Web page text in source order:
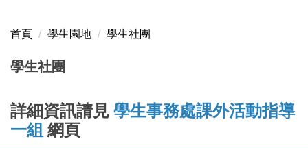
首頁 學生園地 學生社團
學生社團
詳細資訊請見 學生事務處課外活動指導
一組 網頁